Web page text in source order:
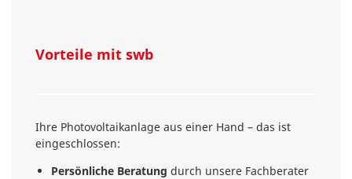
Vorteile mit swb
Ihre Photovoltaikanlage aus einer Hand – das ist
eingeschlossen:
Persönliche Beratung durch unsere Fachberater